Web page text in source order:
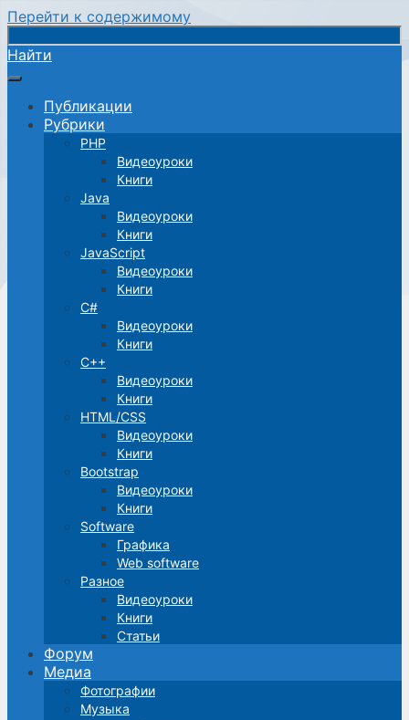
Перейти к содержимому
Найти
Публикации
Рубрики
PHP
Видеоуроки
Книги
Java
Видеоуроки
Книги
JavaScript
Видеоуроки
Книги
C#
Видеоуроки
Книги
C++
Видеоуроки
Книги
HTML/CSS
Видеоуроки
Книги
Bootstrap
Видеоуроки
Книги
Software
Графика
Web software
Разное
Видеоуроки
Книги
Статьи
Форум
Медиа
Фотографии
Музыка